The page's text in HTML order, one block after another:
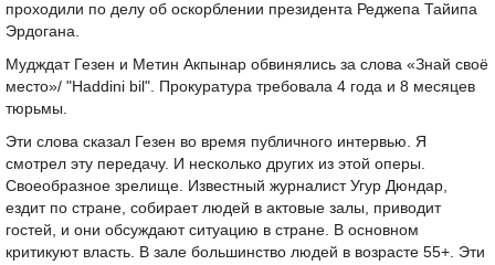
проходили по делу об оскорблении президента Реджепа Тайипа
Эрдогана.
Мудждат Гезен и Метин Акпынар обвинялись за слова «Знай своё
место»/ "Haddini bil". Прокуратура требовала 4 года и 8 месяцев
тюрьмы.
Эти слова сказал Гезен во время публичного интервью. Я
смотрел эту передачу. И несколько других из этой оперы.
Своеобразное зрелище. Известный журналист Угур Дюндар,
ездит по стране, собирает людей в актовые залы, приводит
гостей, и они обсуждают ситуацию в стране. В основном
критикуют власть. В зале большинство людей в возрасте 55+. Эти